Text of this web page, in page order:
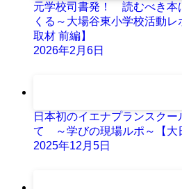
元学校司書発！ 読むべき本
くる～大場谷東小学校活動
取材 前編】
2026年2月6日
日本初のイエナプランスク
て ～学びの現場ルポ～【大
2025年12月5日